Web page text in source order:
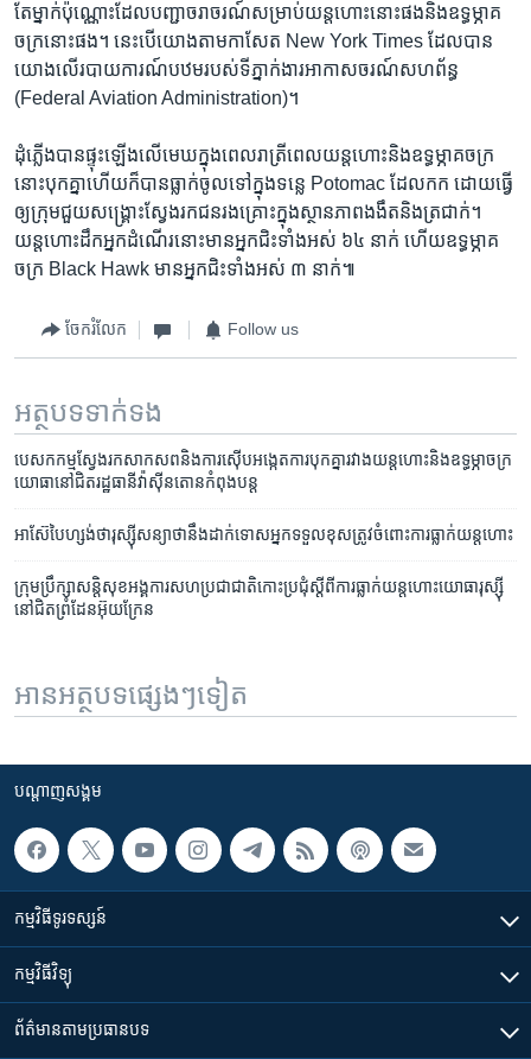
តែ​ម្នាក់​ប៉ុណ្ណោះ​ដែល​បញ្ជា​ចរាចរណ៍​សម្រាប់​យន្តហោះ​នោះ​ផង​និង​ឧទ្ធម្ភាគ
ចក្រ​នោះ​ផង។ នេះ​បើ​យោង​តាម​កាសែត New York Times ដែល​បាន​
យោង​លើ​របាយការណ៍​បឋម​របស់​ទីភ្នាក់ងារ​អាកាសចរណ៍​សហព័ន្ធ
(Federal Aviation Administration)។
ដុំភ្លើង​បាន​ផ្ទុះ​ឡើង​លើ​មេឃ​ក្នុង​ពេល​រាត្រី​ពេល​យន្តហោះ​និង​ឧទ្ធម្ភាគចក្រ​
នោះ​បុកគ្នា​ហើយ​ក៏​បាន​ធ្លាក់ចូល​ទៅ​ក្នុង​ទន្លេ Potomac ដែល​កក ដោយ​ធ្វើ
ឲ្យ​ក្រុម​ជួយ​សង្គ្រោះ​ស្វែងរក​ជន​រងគ្រោះ​ក្នុង​ស្ថានភាព​ងងឹត​និង​ត្រជាក់។
យន្តហោះ​ដឹក​អ្នកដំណើរ​នោះ​មាន​អ្នក​ជិះ​ទាំងអស់ ៦៤ នាក់ ហើយ​ឧទ្ធម្ភាគ
ចក្រ Black Hawk មាន​អ្នក​ជិះ​ទាំងអស់ ៣ នាក់៕
ចែករំលែក Follow us
អត្ថបទ​ទាក់ទង
បេសកកម្ម​ស្វែងរក​សាកសព​និង​ការស៊ើបអង្កេត​ការបុកគ្នា​រវាង​យន្តហោះ​និង​ឧទ្ធម្ភាចក្រ​
យោធា​​នៅ​ជិត​រដ្ឋធានី​វ៉ាស៊ីនតោន​កំពុងបន្ត
អាស៊ែបៃហ្សង់​ថា​រុស្ស៊ី​សន្យា​ថា​នឹង​ដាក់ទោស​អ្នក​ទទួល​ខុសត្រូវ​ចំពោះ​ការ​ធ្លាក់​យន្តហោះ
ក្រុមប្រឹក្សាសន្តិសុខអង្គការសហប្រជាជាតិកោះប្រជុំស្តីពីការធ្លាក់យន្តហោះយោធារុស្ស៊ី
នៅជិតព្រំដែនអ៊ុយក្រែន
អានអត្ថបទផ្សេងៗទៀត
បណ្តាញ​សង្គម
កម្មវិធី​ទូរទស្សន៍
កម្មវិធី​វិទ្យុ
ព័ត៌មាន​តាមប្រធានបទ​